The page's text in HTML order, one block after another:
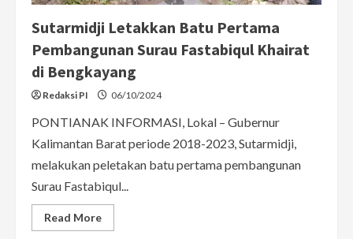
Sutarmidji Letakkan Batu Pertama
Pembangunan Surau Fastabiqul Khairat
di Bengkayang
Redaksi PI 06/10/2024
PONTIANAK INFORMASI, Lokal – Gubernur
Kalimantan Barat periode 2018-2023, Sutarmidji,
melakukan peletakan batu pertama pembangunan
Surau Fastabiqul...
Read MoreRead
more